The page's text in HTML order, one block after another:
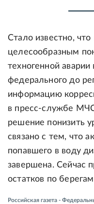
Стало известно,
целесообразным
техногенной
федерального до
информацию
в пресс-службе
решение понизить
связано с тем, что
попавшего в воду
завершена. Сейчас
остатков по
Российская газета -